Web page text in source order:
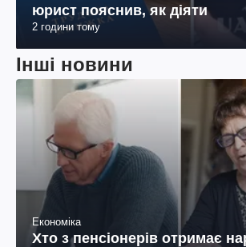
юрист пояснив, як діяти
2 години тому
Інші новини
Економіка
Хто з пенсіонерів отримає